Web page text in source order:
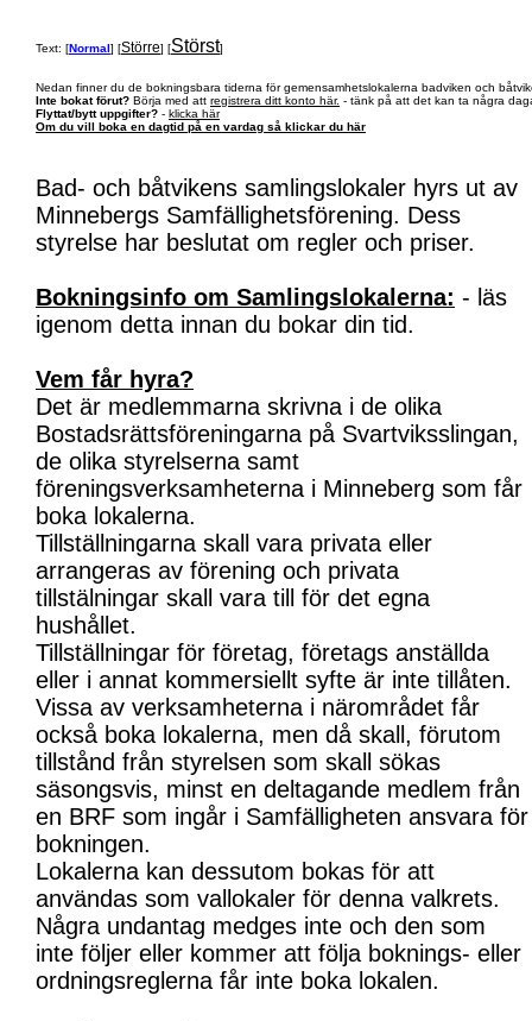
Text: [Normal] [Större] [Störst]
Nedan finner du de bokningsbara tiderna för gemensamhetslokalerna badviken och
Inte bokat förut? Börja med att registrera ditt konto här. - tänk på att det kan ta några
Flyttat/bytt uppgifter? - klicka här
Om du vill boka en dagtid på en vardag så klickar du här
Bad- och båtvikens samlingslokaler hyrs ut av
Minnebergs Samfällighetsförening. Dess
styrelse har beslutat om regler och priser.
Bokningsinfo om Samlingslokalerna: - läs
igenom detta innan du bokar din tid.
Vem får hyra?
Det är medlemmarna skrivna i de olika
Bostadsrättsföreningarna på Svartviksslingan,
de olika styrelserna samt
föreningsverksamheterna i Minneberg som får
boka lokalerna.
Tillställningarna skall vara privata eller
arrangeras av förening och privata
tillstälningar skall vara till för det egna
hushållet.
Tillställningar för företag, företags anställda
eller i annat kommersiellt syfte är inte tillåten.
Vissa av verksamheterna i närområdet får
också boka lokalerna, men då skall, förutom
tillstånd från styrelsen som skall sökas
säsongsvis, minst en deltagande medlem från
en BRF som ingår i Samfälligheten ansvara för
bokningen.
Lokalerna kan dessutom bokas för att
användas som vallokaler för denna valkrets.
Några undantag medges inte och den som
inte följer eller kommer att följa boknings- eller
ordningsreglerna får inte boka lokalen.